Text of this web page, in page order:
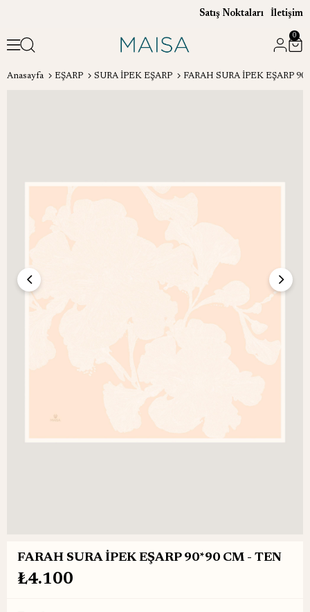
Satış Noktaları İletişim
0
Anasayfa EŞARP SURA İPEK EŞARP FARAH SURA İPEK EŞARP
FARAH SURA İPEK EŞARP 90*90 CM - TEN
₺4.100